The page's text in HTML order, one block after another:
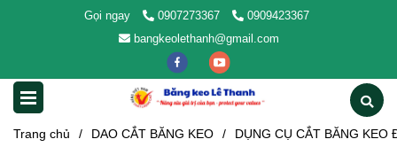
Gọi ngay 0907273367
0909423367
bangkeolethanh@gmail.com
Trang chủ / DAO CẮT BĂNG KEO / DỤNG CỤ CẮT BĂNG KEO